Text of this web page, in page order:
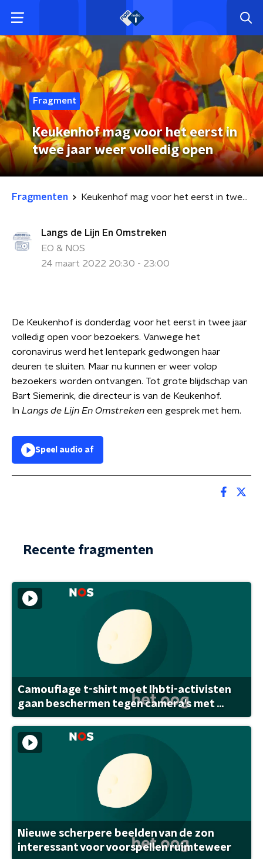
Fragment
Keukenhof mag voor het eerst in
twee jaar weer volledig open
Fragmenten Keukenhof mag voor het eerst in twee jaar weer volledig open
Langs de Lijn En Omstreken
EO & NOS
24 maart 2022 20:30 - 23:00
De Keukenhof is donderdag voor het eerst in twee jaar
volledig open voor bezoekers. Vanwege het
coronavirus werd het lentepark gedwongen haar
deuren te sluiten. Maar nu kunnen er weer volop
bezoekers worden ontvangen. Tot grote blijdschap van
Bart Siemerink, die directeur is van de Keukenhof.
In Langs de Lijn En Omstreken een gesprek met hem.
Speel audio af
Recente fragmenten
Camouflage t-shirt moet lhbti-activisten
gaan beschermen tegen camera's met ...
Nieuwe scherpere beelden van de zon
interessant voor voorspellen ruimteweer